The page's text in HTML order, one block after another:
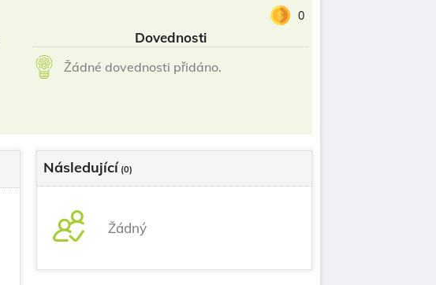
0
Dovednosti
Žádné dovednosti přidáno.
Následující (0)
Žádný